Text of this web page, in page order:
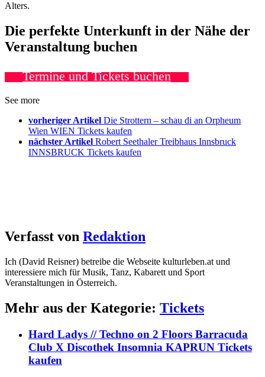
Alters.
Die perfekte Unterkunft in der Nähe der
Veranstaltung buchen
Termine und Tickets buchen
See more
vorheriger Artikel Die Strottern – schau di an Orpheum
Wien WIEN Tickets kaufen
nächster Artikel Robert Seethaler Treibhaus Innsbruck
INNSBRUCK Tickets kaufen
Verfasst von Redaktion
Ich (David Reisner) betreibe die Webseite kulturleben.at und
interessiere mich für Musik, Tanz, Kabarett und Sport
Veranstaltungen in Österreich.
Mehr aus der Kategorie: Tickets
Hard Ladys // Techno on 2 Floors Barracuda
Club X Discothek Insomnia KAPRUN Tickets
kaufen